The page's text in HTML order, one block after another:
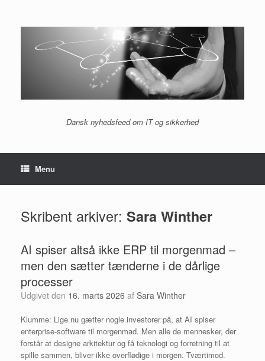
indhold
Dansk nyhedsfeed om IT og sikkerhed
Menu
Skribent arkiver: Sara Winther
AI spiser altså ikke ERP til morgenmad –
men den sætter tænderne i de dårlige
processer
Udgivet den 16. marts 2026 af Sara Winther
Klumme: Lige nu gætter nogle investorer på, at AI spiser
enterprise-software til morgenmad. Men alle de mennesker, der
forstår at designe arkitektur og få teknologi og forretning til at
spille sammen, bliver ikke overflødige i morgen. Tværtimod.